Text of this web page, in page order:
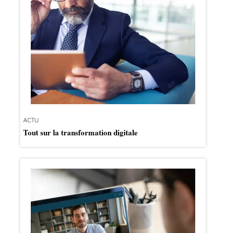
ACTU
Tout sur la transformation digitale